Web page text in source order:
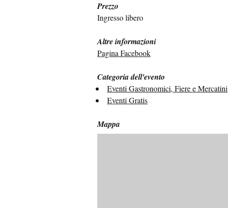
Prezzo
Ingresso libero
Altre informazioni
Pagina Facebook
Categoria dell'evento
Eventi Gastronomici, Fiere e Mercatini
Eventi Gratis
Mappa